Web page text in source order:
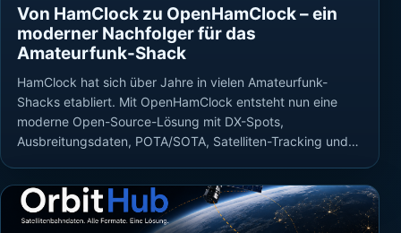
Von HamClock zu OpenHamClock – ein
moderner Nachfolger für das
Amateurfunk-Shack
HamClock hat sich über Jahre in vielen Amateurfunk-
Shacks etabliert. Mit OpenHamClock entsteht nun eine
moderne Open-Source-Lösung mit DX-Spots,
Ausbreitungsdaten, POTA/SOTA, Satelliten-Tracking und…